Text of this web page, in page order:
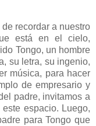
recordar a nuestro
está en el cielo,
Tongo, un hombre
su letra, su ingenio,
música, para hacer
de empresario y
padre, invitamos a
espacio. Luego,
para Tongo que